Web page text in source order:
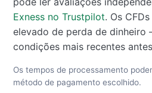
Exness no Trustpilot. Os
elevado de perda de
condições mais recentes
Os tempos de processamento
método de pagamento escolhido.